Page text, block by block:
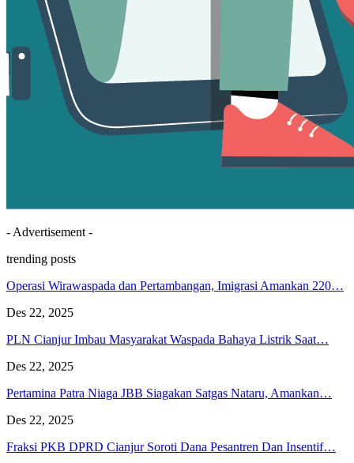
- Advertisement -
trending posts
Operasi Wirawaspada dan Pertambangan, Imigrasi Amankan 220…
Des 22, 2025
PLN Cianjur Imbau Masyarakat Waspada Bahaya Listrik Saat…
Des 22, 2025
Pertamina Patra Niaga JBB Siagakan Satgas Nataru, Amankan…
Des 22, 2025
Fraksi PKB DPRD Cianjur Soroti Dana Pesantren Dan Insentif…